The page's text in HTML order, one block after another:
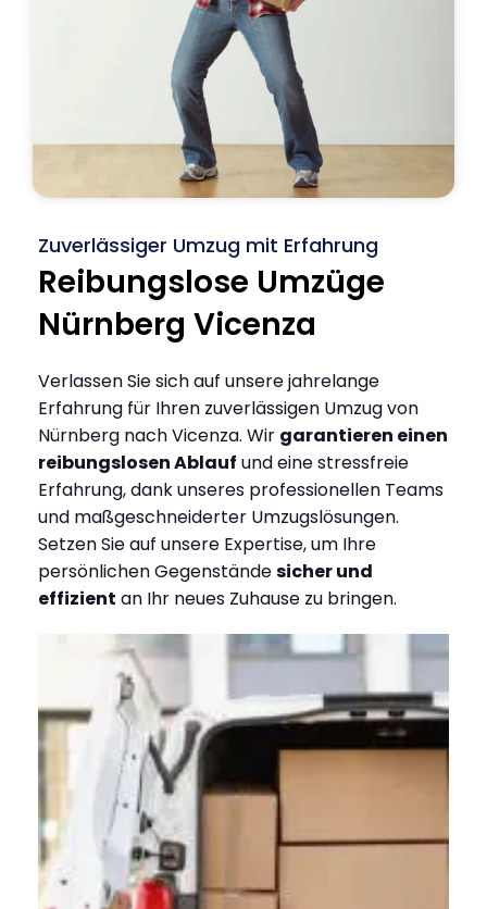
Zuverlässiger Umzug mit Erfahrung
Reibungslose Umzüge
Nürnberg Vicenza
Verlassen Sie sich auf unsere jahrelange
Erfahrung für Ihren zuverlässigen Umzug von
Nürnberg nach Vicenza. Wir garantieren einen
reibungslosen Ablauf und eine stressfreie
Erfahrung, dank unseres professionellen Teams
und maßgeschneiderter Umzugslösungen.
Setzen Sie auf unsere Expertise, um Ihre
persönlichen Gegenständesicher und
effizient an Ihr neues Zuhause zu bringen.